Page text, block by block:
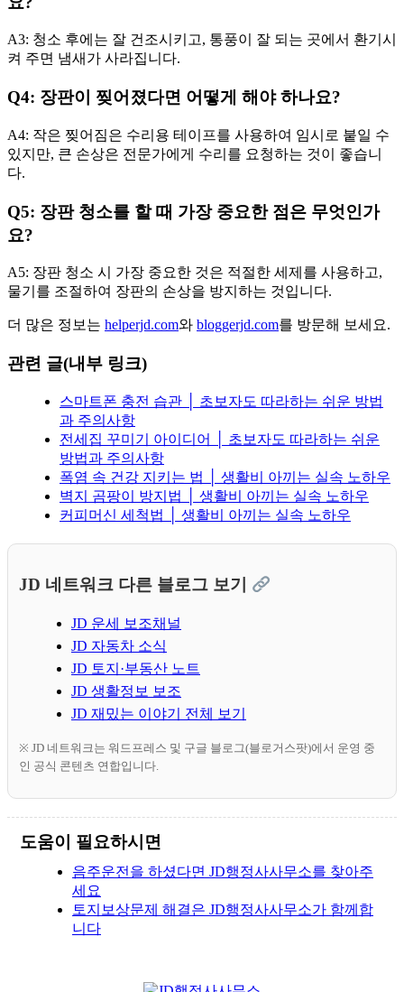
A3: 청소 후에는 잘 건조시키고, 통풍이 잘 되는 곳에서 환기시
켜 주면 냄새가 사라집니다.
Q4: 장판이 찢어졌다면 어떻게 해야 하나요?
A4: 작은 찢어짐은 수리용 테이프를 사용하여 임시로 붙일 수
있지만, 큰 손상은 전문가에게 수리를 요청하는 것이 좋습니
다.
Q5: 장판 청소를 할 때 가장 중요한 점은 무엇인가
요?
A5: 장판 청소 시 가장 중요한 것은 적절한 세제를 사용하고,
물기를 조절하여 장판의 손상을 방지하는 것입니다.
더 많은 정보는 helperjd.com와 bloggerjd.com를 방문해 보세요.
관련 글(내부 링크)
스마트폰 충전 습관 │ 초보자도 따라하는 쉬운 방법
과 주의사항
전세집 꾸미기 아이디어 │ 초보자도 따라하는 쉬운
방법과 주의사항
폭염 속 건강 지키는 법 │ 생활비 아끼는 실속 노하우
벽지 곰팡이 방지법 │ 생활비 아끼는 실속 노하우
커피머신 세척법 │ 생활비 아끼는 실속 노하우
JD 네트워크 다른 블로그 보기
JD 운세 보조채널
JD 자동차 소식
JD 토지·부동산 노트
JD 생활정보 보조
JD 재밌는 이야기 전체 보기
※ JD 네트워크는 워드프레스 및 구글 블로그(블로거스팟)에서 운영 중
인 공식 콘텐츠 연합입니다.
도움이 필요하시면
음주운전을 하셨다면 JD행정사사무소를 찾아주
세요
토지보상문제 해결은 JD행정사사무소가 함께합
니다